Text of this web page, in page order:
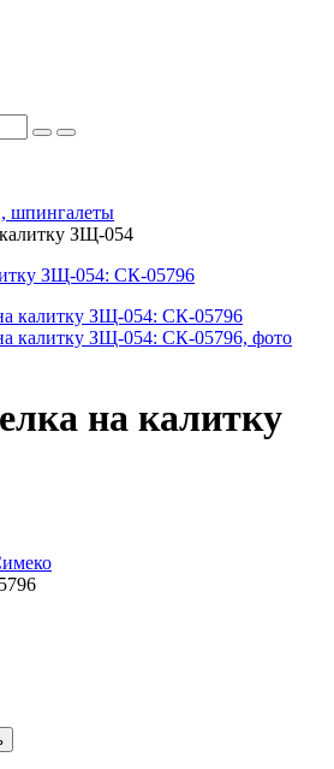
шпингалеты
ЗЩ-054
на калитку